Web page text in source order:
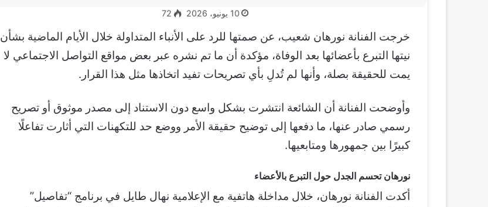
10 يونيو، 2026 72
خرجت الفنانة نورهان شعيب، عن صمتها للرد على الأنباء المتداولة خلال الأيام الماضية بشأن
نيتها التبرع بأعضائها بعد الوفاة، مؤكدة أن ما تم نشره عبر بعض مواقع التواصل الاجتماعي لا
يمت للحقيقة بصلة، وأنها لم تُدلِ بأي تصريحات تفيد اتخاذها مثل هذا القرار.
وأوضحت الفنانة أن الشائعة انتشرت بشكل واسع دون الاستناد إلى مصدر موثوق أو تصريح
رسمي صادر عنها، ما دفعها إلى توضيح حقيقة الأمر ووضع حد للتكهنات التي أثارت تفاعلًا
كبيرًا بين جمهورها ومتابعيها.
نورهان تحسم الجدل حول التبرع بالأعضاء
أكدت الفنانة نورهان، خلال مداخلة هاتفية مع الإعلامية نهال طايل في برنامج “تفاصيل”